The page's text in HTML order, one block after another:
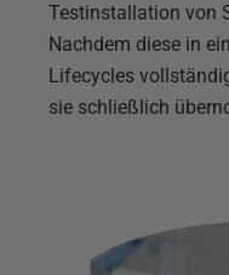
Testinstallation von
Nachdem diese in
Lifecycles
sie schließlich